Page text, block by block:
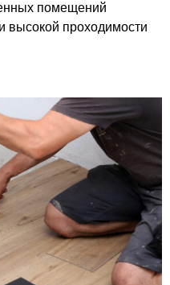
помещений
высокой проходимости